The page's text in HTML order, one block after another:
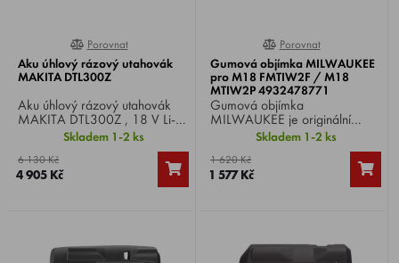
0%
Porovnat
Aku úhlový rázový utahovák
MAKITA DTL300Z
Aku úhlový rázový utahovák
MAKITA DTL300Z , 18 V Li-
ion,otáčky naprázdno: 0–3
200 min⁻¹, utahovací moment
340 / 200 / 90 Nm , upínání
čtyřhran 1/2", uchycení
Skladem 1-2 ks
6 130 Kč
4 905 Kč
0%
Porovnat
Gumová objímka MILWAUKEE
pro M18 FMTIW2F / M18
MTIW2P 4932478771
Gumová objímka
MILWAUKEE je originální
ochranný doplněk navržený
pro akumulátorové rázové
utahováky řady M18
FMTIW2F / M18 MTIW2P.
Skladem 1-2 ks
1 620 Kč
1 577 Kč